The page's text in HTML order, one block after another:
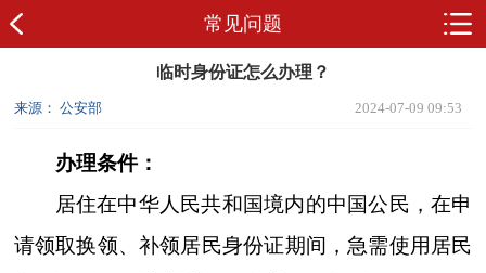
常见问题
临时身份证怎么办理？
来源： 公安部 2024-07-09 09:53
办理条件：
居住在中华人民共和国境内的中国公民，在申
请领取换领、补领居民身份证期间，急需使用居民